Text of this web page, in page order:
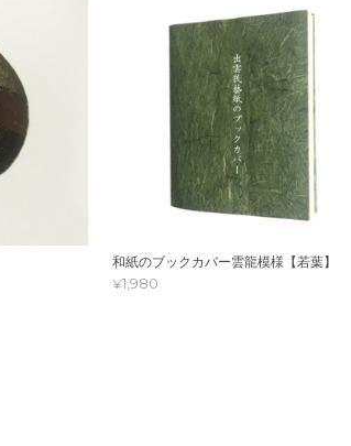
和紙のブックカバー雲龍模様【若葉】
¥1,980